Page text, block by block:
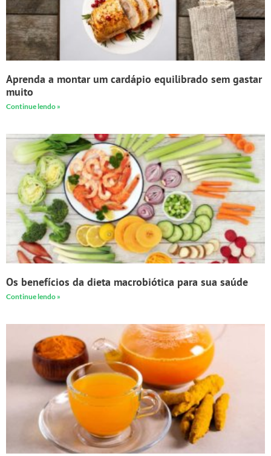
Aprenda a montar um cardápio equilibrado sem gastar
muito
Continue lendo »
Os benefícios da dieta macrobiótica para sua saúde
Continue lendo »